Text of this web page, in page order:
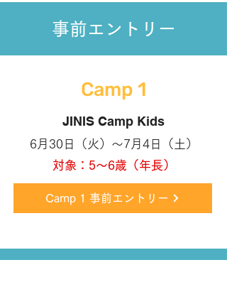
​事前エントリー
Camp 1
JINIS Camp Kids
6月30日（火）〜7月4日（土）
対象：5〜6歳（年長）
Camp 1 事前エントリー